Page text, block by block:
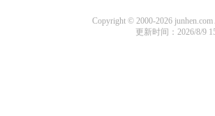
Copyright © 2000-2026 junhen.com
更新时间：2026/8/9